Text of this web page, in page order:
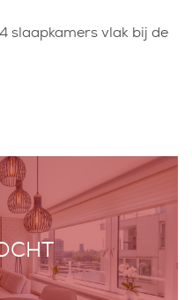
slaapkamers vlak bij de